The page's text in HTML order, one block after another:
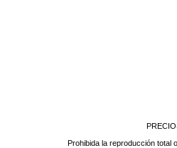
Prohibida la reproducción total